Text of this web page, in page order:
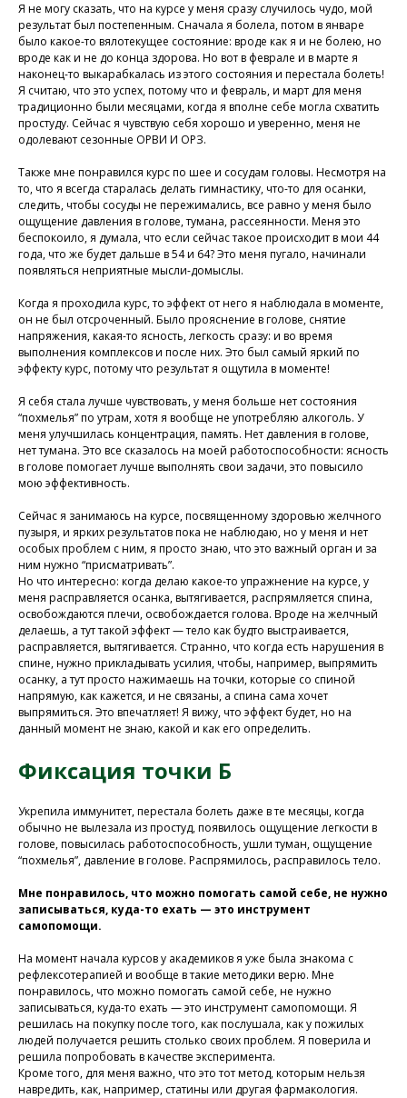
Я не могу сказать, что на курсе у меня сразу случилось чудо, мой
результат был постепенным. Сначала я болела, потом в январе
было какое-то вялотекущее состояние: вроде как я и не болею, но
вроде как и не до конца здорова. Но вот в феврале и в марте я
наконец-то выкарабкалась из этого состояния и перестала болеть!
Я считаю, что это успех, потому что и февраль, и март для меня
традиционно были месяцами, когда я вполне себе могла схватить
простуду. Сейчас я чувствую себя хорошо и уверенно, меня не
одолевают сезонные ОРВИ И ОРЗ.
Также мне понравился курс по шее и сосудам головы. Несмотря на
то, что я всегда старалась делать гимнастику, что-то для осанки,
следить, чтобы сосуды не пережимались, все равно у меня было
ощущение давления в голове, тумана, рассеянности. Меня это
беспокоило, я думала, что если сейчас такое происходит в мои 44
года, что же будет дальше в 54 и 64? Это меня пугало, начинали
появляться неприятные мысли-домыслы.
Когда я проходила курс, то эффект от него я наблюдала в моменте,
он не был отсроченный. Было прояснение в голове, снятие
напряжения, какая-то ясность, легкость сразу: и во время
выполнения комплексов и после них. Это был самый яркий по
эффекту курс, потому что результат я ощутила в моменте!
Я себя стала лучше чувствовать, у меня больше нет состояния
“похмелья” по утрам, хотя я вообще не употребляю алкоголь. У
меня улучшилась концентрация, память. Нет давления в голове,
нет тумана. Это все сказалось на моей работоспособности: ясность
в голове помогает лучше выполнять свои задачи, это повысило
мою эффективность.
Сейчас я занимаюсь на курсе, посвященному здоровью желчного
пузыря, и ярких результатов пока не наблюдаю, но у меня и нет
особых проблем с ним, я просто знаю, что это важный орган и за
ним нужно “присматривать”.
Но что интересно: когда делаю какое-то упражнение на курсе, у
меня расправляется осанка, вытягивается, распрямляется спина,
освобождаются плечи, освобождается голова. Вроде на желчный
делаешь, а тут такой эффект — тело как будто выстраивается,
расправляется, вытягивается. Странно, что когда есть нарушения в
спине, нужно прикладывать усилия, чтобы, например, выпрямить
осанку, а тут просто нажимаешь на точки, которые со спиной
напрямую, как кажется, и не связаны, а спина сама хочет
выпрямиться. Это впечатляет! Я вижу, что эффект будет, но на
данный момент не знаю, какой и как его определить.
Фиксация точки Б
Укрепила иммунитет, перестала болеть даже в те месяцы, когда
обычно не вылезала из простуд, появилось ощущение легкости в
голове, повысилась работоспособность, ушли туман, ощущение
“похмелья”, давление в голове. Распрямилось, расправилось тело.
Мне понравилось, что можно помогать самой себе, не нужно
записываться, куда-то ехать — это инструмент
самопомощи.
На момент начала курсов у академиков я уже была знакома с
рефлексотерапией и вообще в такие методики верю. Мне
понравилось, что можно помогать самой себе, не нужно
записываться, куда-то ехать — это инструмент самопомощи. Я
решилась на покупку после того, как послушала, как у пожилых
людей получается решить столько своих проблем. Я поверила и
решила попробовать в качестве эксперимента.
Кроме того, для меня важно, что это тот метод, которым нельзя
навредить, как, например, статины или другая фармакология.
нашей программе, чтобы
восстановить здоровье
без лекарств и походов в
поликлинику
У Вас остались вопросы?
Хотите проконсультироваться
Задать вопрос
Напишите нам в службу заботы
Программа восстановления здоровья